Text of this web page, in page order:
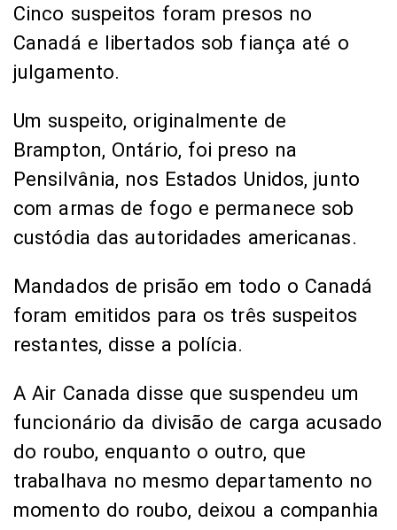
Cinco suspeitos foram presos no
Canadá e libertados sob fiança até o
julgamento.
Um suspeito, originalmente de
Brampton, Ontário, foi preso na
Pensilvânia, nos Estados Unidos, junto
com armas de fogo e permanece sob
custódia das autoridades americanas.
Mandados de prisão em todo o Canadá
foram emitidos para os três suspeitos
restantes, disse a polícia.
A Air Canada disse que suspendeu um
funcionário da divisão de carga acusado
do roubo, enquanto o outro, que
trabalhava no mesmo departamento no
momento do roubo, deixou a companhia